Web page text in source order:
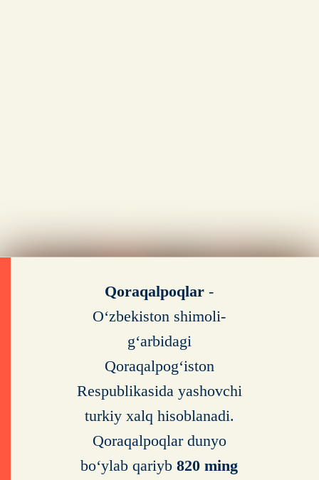
Qoraqalpoqlar -
O‘zbekiston shimoli-
g‘arbidagi
Qoraqalpog‘iston
Respublikasida yashovchi
turkiy xalq hisoblanadi.
Qoraqalpoqlar dunyo
bo‘ylab qariyb820 ming